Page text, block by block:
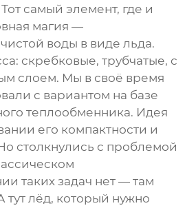
самый элемент, где и
магия —
воды в виде льда.
скребковые, трубчатые, с
слоем. Мы в своё время
с вариантом на базе
теплообменника. Идея
его компактности и
столкнулись с проблемой
таких задач нет — там
тут лёд, который нужно